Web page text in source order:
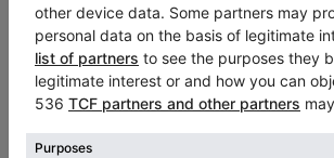
Chiedere uno strumento
Richiesta di prezzo
Richiedete altre immagini